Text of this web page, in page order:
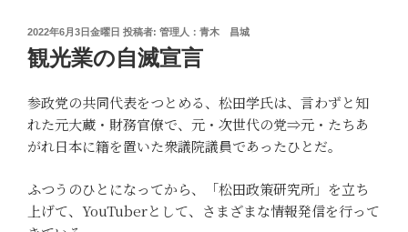
投
稿
日:
2022年6月3日金曜日 投稿者: 管理人：青木 昌城
観光業の自滅宣言
参政党の共同代表をつとめる、松田学氏は、言わずと知
れた元大蔵・財務官僚で、元・次世代の党⇒元・たちあ
がれ日本に籍を置いた衆議院議員であったひとだ。
ふつうのひとになってから、「松田政策研究所」を立ち
上げて、YouTuberとして、さまざまな情報発信を行って